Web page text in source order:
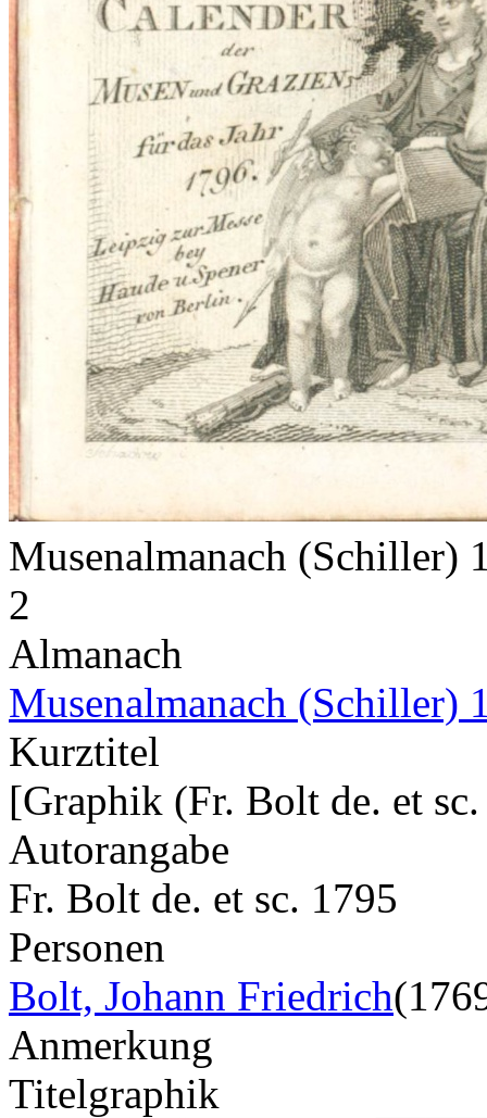
Musenalmanach (Schiller)
2
Almanach
Musenalmanach (Schiller)
Kurztitel
[Graphik (Fr. Bolt de. et
Autorangabe
Fr. Bolt de. et sc. 1795
Personen
Bolt, Johann Friedrich
Anmerkung
Titelgraphik